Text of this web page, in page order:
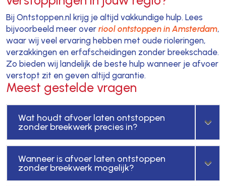
Bij Ontstoppen.nl krijg je altijd vakkundige hulp. Lees
bijvoorbeeld meer over riool ontstoppen in Amsterdam,
waar wij veel ervaring hebben met oude rioleringen,
verzakkingen en erfafscheidingen zonder breekschade.
Zo bieden wij landelijk de beste hulp wanneer je afvoer
verstopt zit en geven altijd garantie.
Meest gestelde vragen
Wat houdt afvoer laten ontstoppen
zonder breekwerk precies in?
Wanneer is afvoer laten ontstoppen
zonder breekwerk mogelijk?